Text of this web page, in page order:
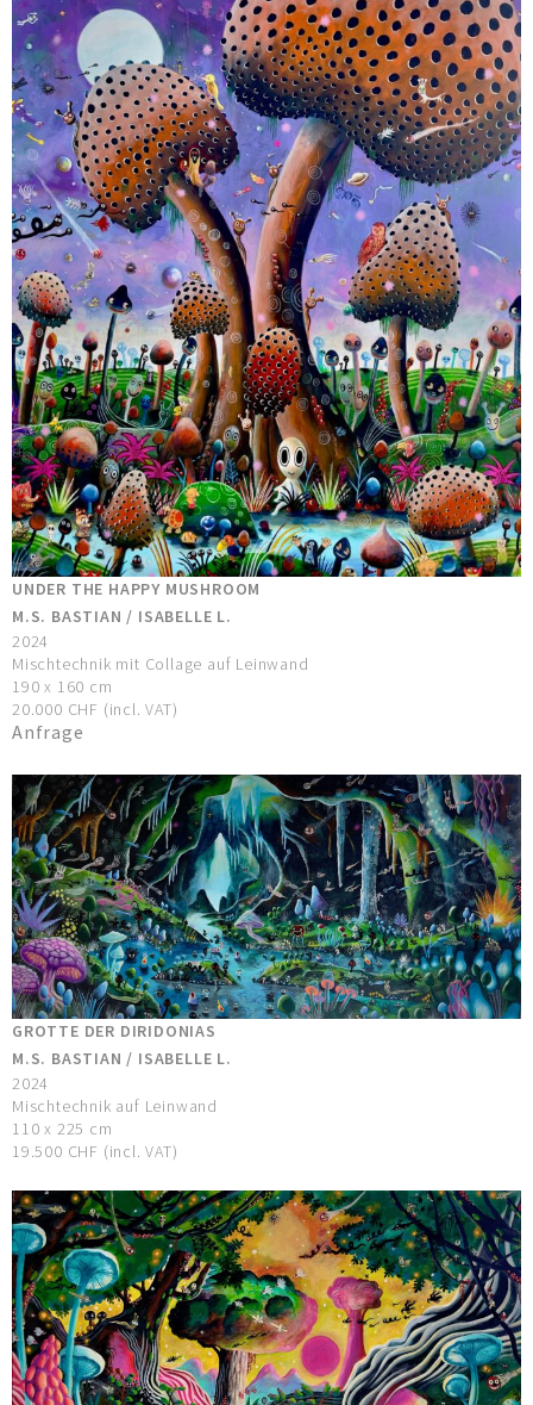
UNDER THE HAPPY MUSHROOM
M.S. BASTIAN / ISABELLE L.
2024
Mischtechnik mit Collage auf Leinwand
190 x 160 cm
20.000 CHF (incl. VAT)
Anfrage
GROTTE DER DIRIDONIAS
M.S. BASTIAN / ISABELLE L.
2024
Mischtechnik auf Leinwand
110 x 225 cm
19.500 CHF (incl. VAT)